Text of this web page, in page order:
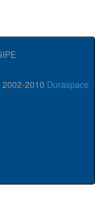
2010 Duraspace